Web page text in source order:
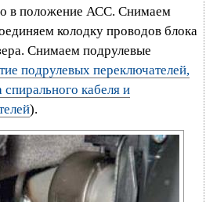
в положение АСС. Снимаем
колодку проводов блока
Снимаем подрулевые
подрулевых переключателей,
спирального кабеля и
).